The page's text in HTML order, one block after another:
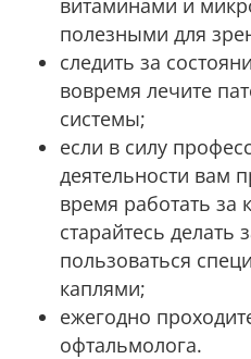
витаминами и
полезными для
следить за
вовремя лечите
системы;
если в силу
деятельности вам
время работать за
старайтесь делать
пользоваться
каплями;
ежегодно
офтальмолога.